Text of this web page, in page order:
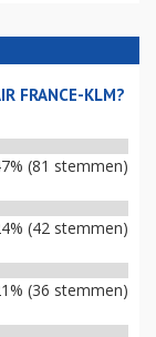
FRANCE-KLM?
(81 stemmen)
(42 stemmen)
(36 stemmen)